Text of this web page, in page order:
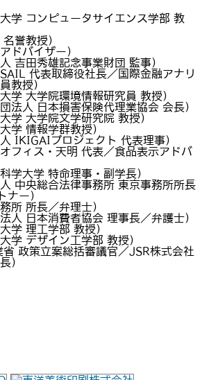
学 コンピュータサイエンス学部 教
誉教授）
ドバイザー）
吉田秀雄記念事業財団 監事）
代表取締役社長／国際金融アナリ
教授）
学 大学院環境情報研究員 教授）
法人 日本損害保険代理業協会 会長）
学 大学院文学研究院 教授）
学 情報学群教授）
IKIGAIプロジェクト 代表理事）
フィス・天明 代表／食品表示アドバ
学大学 特命理事・副学長）
中央総合法律事務所 東京事務所所長
ナー）
所 所長／弁理士）
人 日本消費者協会 理事長／弁護士）
学 理工学部 教授）
学 デザイン工学部 教授）
政策立案総括審議官／JSR株式会社
）